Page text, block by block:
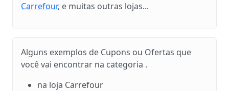
Carrefour, e muitas outras lojas...
Alguns exemplos de Cupons ou Ofertas que
você vai encontrar na categoria .
na loja Carrefour